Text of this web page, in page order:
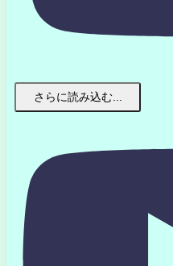
さらに読み込む...